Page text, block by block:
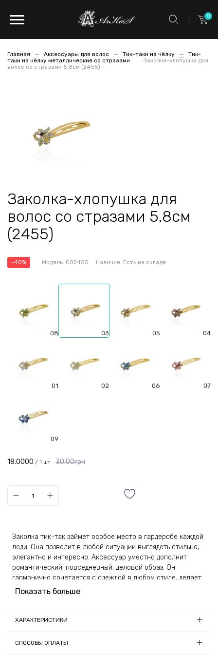
0
Главная Аксессуары для волос Тик-таки на чёлку
Тик-
таки на чёлку металлические со стразами
Заколка-хлопушка для
волос со стразами 5.8см (2455)
Заколка-хлопушка для
волос со стразами 5.8см
(2455)
-40% Модель: 002455 Наличие: Есть на складе
08 03 05 04
01 02 06 07
09
30.00грн
18.0000 / 1 шт
Заколка тик-так займет особое место в гардеробе каждой
леди. Она позволит в любой ситуации выглядеть стильно,
элегантно и интересно. Аксессуар уместно дополнит
романтический, повседневный, деловой образ. Он
гармонично сочетается с одеждой в любом стиле, делает
свою обладательницу ярче и привлекательнее.
износостойкого металла. Надежную защиту от коррозии и
покрытие золотистого цвета. Оно не облущивается со
Показать больше
ХАРАКТЕРИСТИКИ
Длина, см: 5.8
СПОСОБЫ ОПЛАТЫ